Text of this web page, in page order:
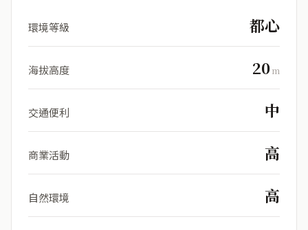
環境等級 都心
海拔高度 20m
交通便利 中
商業活動 高
自然環境
高